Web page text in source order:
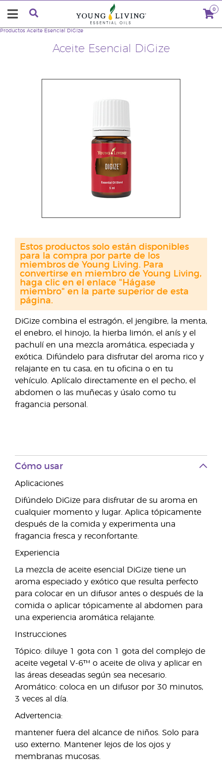
0
Aceite Esencial DiGize
Productos Aceite Esencial DiGize
DiGize combina el estragón, el jengibre, la menta,
el enebro, el hinojo, la hierba limón, el anís y el
pachulí en una mezcla aromática, especiada y
exótica. Difúndelo para disfrutar del aroma rico y
relajante en tu casa, en tu oficina o en tu
vehículo. Aplícalo directamente en el pecho, el
abdomen o las muñecas y úsalo como tu
fragancia personal.
Estos productos solo están disponibles
para la compra por parte de los
miembros de Young Living. Para
convertirse en miembro de Young Living,
haga clic en el enlace "Hágase
miembro" en la parte superior de esta
página.
Cómo usar
Aplicaciones
Difúndelo DiGize para disfrutar de su aroma en
cualquier momento y lugar. Aplica tópicamente
después de la comida y experimenta una
fragancia fresca y reconfortante.
Experiencia
La mezcla de aceite esencial DiGize tiene un
aroma especiado y exótico que resulta perfecto
para colocar en un difusor antes o después de la
comida o aplicar tópicamente al abdomen para
una experiencia aromática relajante.
Instrucciones
Tópico: diluye 1 gota con 1 gota del complejo de
aceite vegetal V-6™ o aceite de oliva y aplicar en
las áreas deseadas según sea necesario.
Aromático: coloca en un difusor por 30 minutos,
3 veces al día.
Advertencia:
mantener fuera del alcance de niños. Solo para
uso externo. Mantener lejos de los ojos y
membranas mucosas.